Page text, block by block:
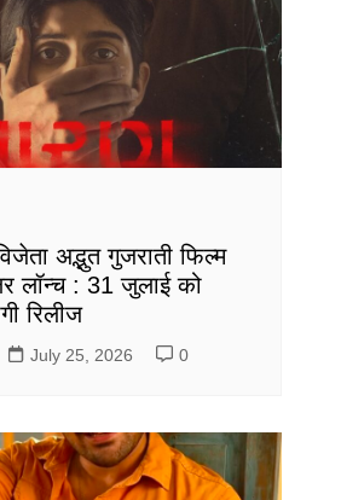
अद्भुत गुजराती फिल्म
लॉन्च : 31 जुलाई को
रिलीज
July 25, 2026 0